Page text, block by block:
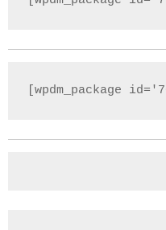
[wpdm_package